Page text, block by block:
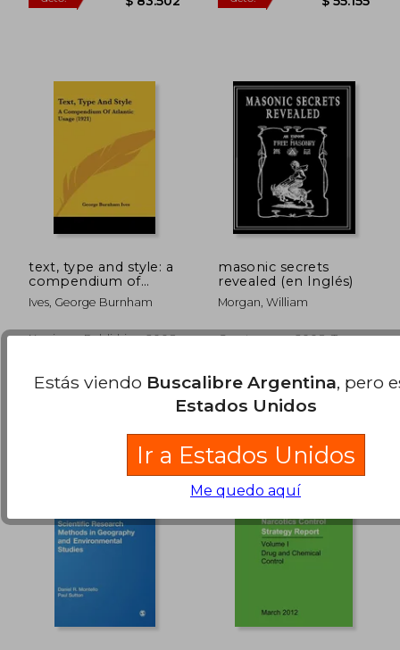
dcto. $ 50.758 dcto. $
text, type and style: a
compendium of
atlantic usage (1921)
(en Inglés)
Ives, George Burnham
Kessinger Publishing, 2008,
masonic secrets
revealed (en Inglés)
Morgan, William
Createspace, 2008, Tapa
Estás viendo Buscalibre Argentina, pero
Estados Unidos
Ir a Estados Unidos
Me quedo aquí